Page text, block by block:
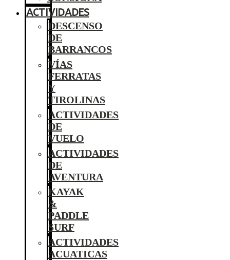
ACTIVIDADES
DESCENSO
DE
BARRANCOS
VÍAS
FERRATAS
Y
TIROLINAS
ACTIVIDADES
DE
VUELO
ACTIVIDADES
DE
AVENTURA
KAYAK
&
PADDLE
SURF
ACTIVIDADES
ACUATICAS